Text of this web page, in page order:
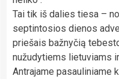
Tai tik iš dalies tiesa –
septintosios dienos
priešais bažnyčią
nužudytiems lietuviams
Antrajame pasauliniame